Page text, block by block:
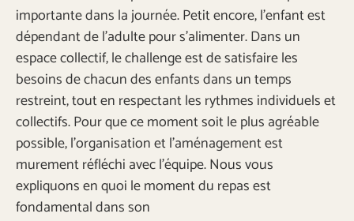
importante dans la journée. Petit encore, l’enfant est
dépendant de l’adulte pour s’alimenter. Dans un
espace collectif, le challenge est de satisfaire les
besoins de chacun des enfants dans un temps
restreint, tout en respectant les rythmes individuels et
collectifs. Pour que ce moment soit le plus agréable
possible, l’organisation et l’aménagement est
murement réfléchi avec l’équipe. Nous vous
expliquons en quoi le moment du repas est
fondamental dans son